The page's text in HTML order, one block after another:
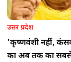
उत्तर प्रदेश
'कृष्णवंशी नहीं,
का अब तक का सबसे